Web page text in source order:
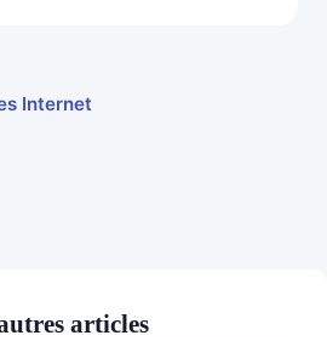
Internet
articles